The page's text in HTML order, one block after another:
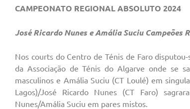
CAMPEONATO REGIONAL ABSOLUTO 2024
José Ricardo Nunes e Amália Suciu Campeões
Nos courts do Centro de Ténis de Faro
da Associação de Ténis do Algarve onde se
masculinos e Amália Suciu (CT Loulé) em
Lagos)/José Ricardo Nunes (CT Faro)
Nunes/Amália Suciu em pares mistos.